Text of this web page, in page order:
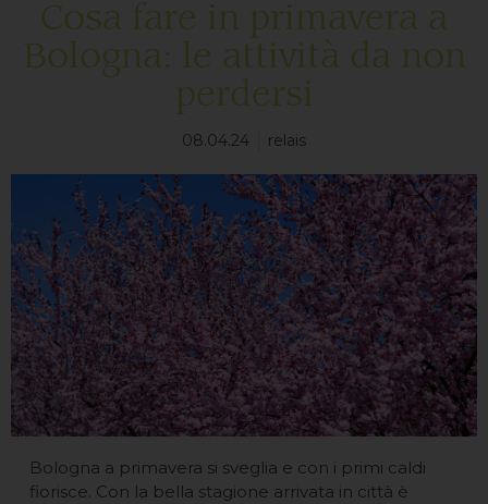
Cosa fare in primavera a
Bologna: le attività da non
perdersi
08.04.24 relais
Bologna a primavera si sveglia e con i primi caldi
fiorisce. Con la bella stagione arrivata in città è